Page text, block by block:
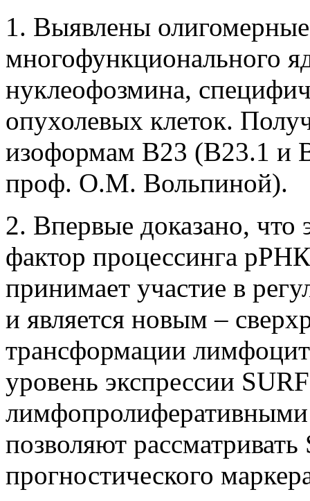
1. Выявлены
многофункционального
нуклеофозмина,
опухолевых клеток.
изоформам В23 (B23.1 и
проф. О.М. Вольпиной).
2. Впервые доказано,
фактор процессинга
принимает участие в
и является новым –
трансформации
уровень экспрессии
позволяют
прогностического